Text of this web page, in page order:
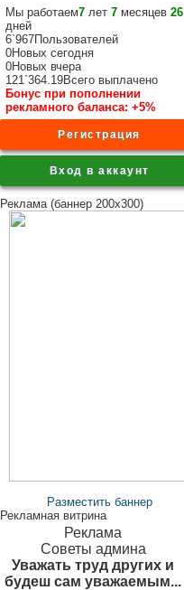
Мы работаем7 лет 7 месяцев 26
дней
6`967Пользователей
0Новых сегодня
0Новых вчера
121`364.19Всего выплачено
Бонус при пополнении
рекламного баланса: +5%
Регистрация
Вход в аккаунт
Реклама (баннер 200x300)
Разместить баннер
Рекламная витрина
Реклама
Советы админа
Уважать труд других и
будеш сам уважаемым...